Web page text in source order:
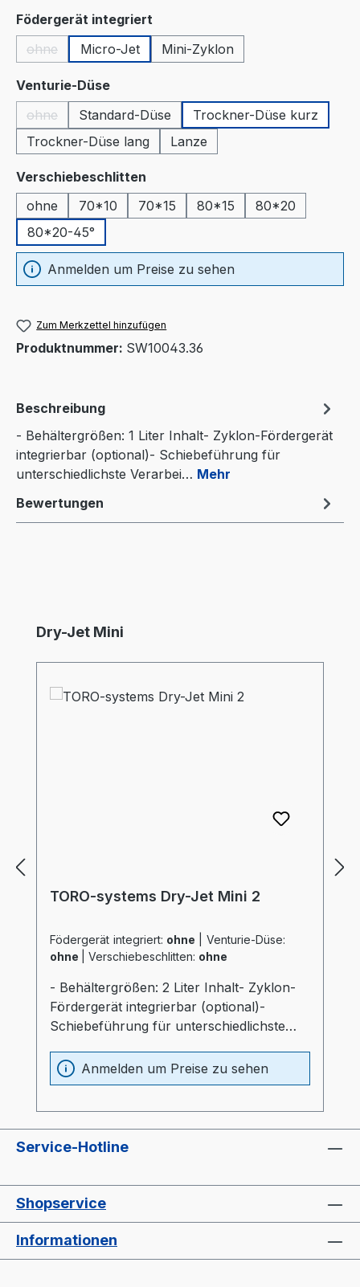
Födergerät integriert
ohne
(Diese Option ist zurzeit nicht verfügbar.)
Micro-Jet Mini-Zyklon
Venturie-Düseauswählen
ohne
(Diese Option ist zurzeit nicht verfügbar.)
Standard-Düse
Trockner-Düse kurz
Trockner-Düse lang
Lanze
Verschiebeschlitten
ohne
70*10 70*15 80*15
80*20
80*20-45°
Anmelden um Preise zu sehen
Zum Merkzettel hinzufügen
Produktnummer: SW10043.36
Beschreibung
- Behältergrößen: 1 Liter Inhalt- Zyklon-Fördergerät
integrierbar (optional)- Schiebeführung für
unterschiedlichste Verarbei… Mehr
Bewertungen
Produktgalerie überspringen
Dry-Jet Mini
TORO-systems Dry-Jet Mini 2
Födergerät integriert: ohne
Venturie-Düse:
ohne
Verschiebeschlitten: ohne
- Behältergrößen: 2 Liter Inhalt- Zyklon-
Fördergerät integrierbar (optional)-
Schiebeführung für unterschiedlichste
Materialbehälter und Heizung optimal
wärmeisoliert (20mm)- Prozessheizung im
Materialbehälter aus Edelstahl und
Luftverteiler" wie bei großen Trocknern-
Auslaßschieber- Sichtfenster- separater
Heizungsregler (Industriequalität)-
Druckluftüberwachung- Automatischen
Anmelden um Preise zu sehen
Service-Hotline
Shopservice
Informationen